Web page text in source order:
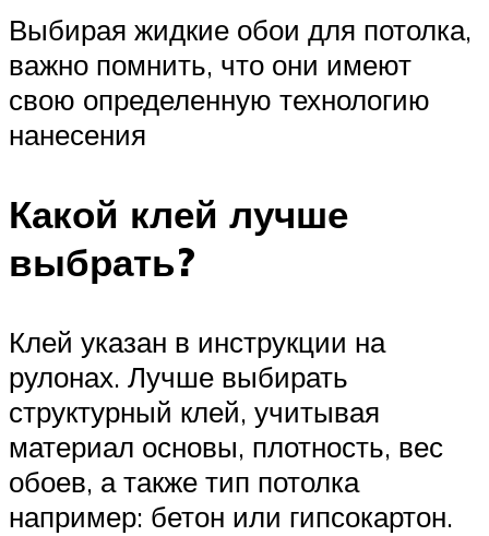
Выбирая жидкие обои для потолка,
важно помнить, что они имеют
свою определенную технологию
нанесения
Какой клей лучше
выбрать?
Клей указан в инструкции на
рулонах. Лучше выбирать
структурный клей, учитывая
материал основы, плотность, вес
обоев, а также тип потолка
например: бетон или гипсокартон.